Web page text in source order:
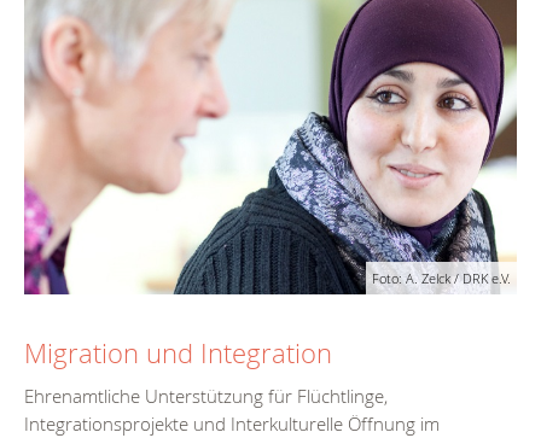
Foto: A. Zelck / DRK e.V.
Migration und Integration
Ehrenamtliche Unterstützung für Flüchtlinge,
Integrationsprojekte und Interkulturelle Öffnung im